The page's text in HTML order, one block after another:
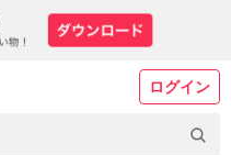
ログイン